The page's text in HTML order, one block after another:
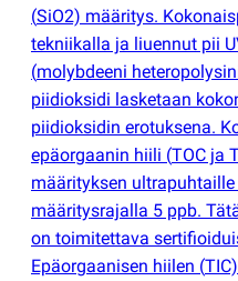
(SiO2) määritys.
tekniikalla ja liuennut pii
(molybdeeni
piidioksidi lasketaan
piidioksidin erotuksena.
epäorgaanin hiili (TOC ja
määrityksen
määritysrajalla 5 ppb.
on toimitettava
Epäorgaanisen hiilen (